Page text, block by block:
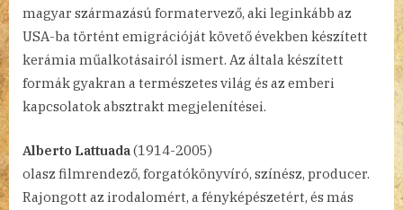
magyar származású formatervező, aki leginkább az
USA-ba történt emigrációját követő években készített
kerámia műalkotásairól ismert. Az általa készített
formák gyakran a természetes világ és az emberi
kapcsolatok absztrakt megjelenítései.
Alberto Lattuada (1914-2005)
olasz filmrendező, forgatókönyvíró, színész, producer.
Rajongott az irodalomért, a fényképészetért, és más